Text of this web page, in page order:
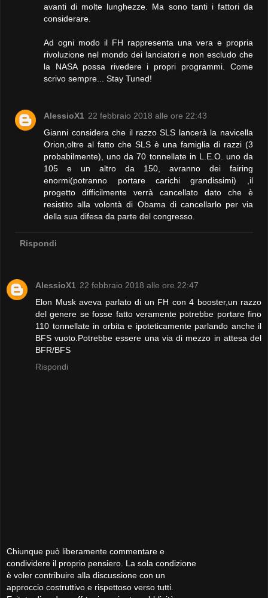
avanti di molte lunghezze. Ma sono tanti i fattori da
considerare.
Ad ogni modo il FH rappresenta una vera e propria
rivoluzione nel mondo dei lanciatori e non escludo che
la NASA possa rivedere i propri programmi. Come
scrivo sempre... Stay Tuned!
AlessioX1 22 febbraio 2018 alle ore 22:43
Gianni considera che il razzo SLS lancerà la navicella
Orion,oltre al fatto che SLS è una famiglia di razzi (3
probabilmente), uno da 70 tonnellate in L.E.O. uno da
105 e un altro da 150, avranno dei fairing
enormi(potranno portare carichi grandissimi) ,il
progetto difficilmente verrà cancellato dato che è
resistito alla volontà di Obama di cancellarlo per via
della sua difesa da parte del congresso.
Rispondi
AlessioX1 22 febbraio 2018 alle ore 22:47
Elon Musk aveva parlato di un FH con 4 booster,un razzo
del genere se fosse fatto veramente potrebbe portare fino
110 tonnellate in orbita e ipoteticamente parlando anche il
BFS vuoto.Potrebbe essere una via di mezzo in attesa del
BFR/BFS
Rispondi
Chiunque può liberamente commentare e
condividere il proprio pensiero. La sola condizione
è voler contribuire alla discussione con un
approccio costruttivo e rispettoso verso tutti.